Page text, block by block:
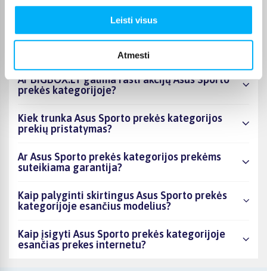
Leisti visus
Atmesti
Kiek prekių yra Asus Sporto prekės kategorijos
asortimente ir kokia žemiausia kaina?
Ar BIGBOX.LT galima rasti akcijų Asus Sporto
prekės kategorijoje?
Kiek trunka Asus Sporto prekės kategorijos
prekių pristatymas?
Ar Asus Sporto prekės kategorijos prekėms
suteikiama garantija?
Kaip palyginti skirtingus Asus Sporto prekės
kategorijoje esančius modelius?
Kaip įsigyti Asus Sporto prekės kategorijoje
esančias prekes internetu?